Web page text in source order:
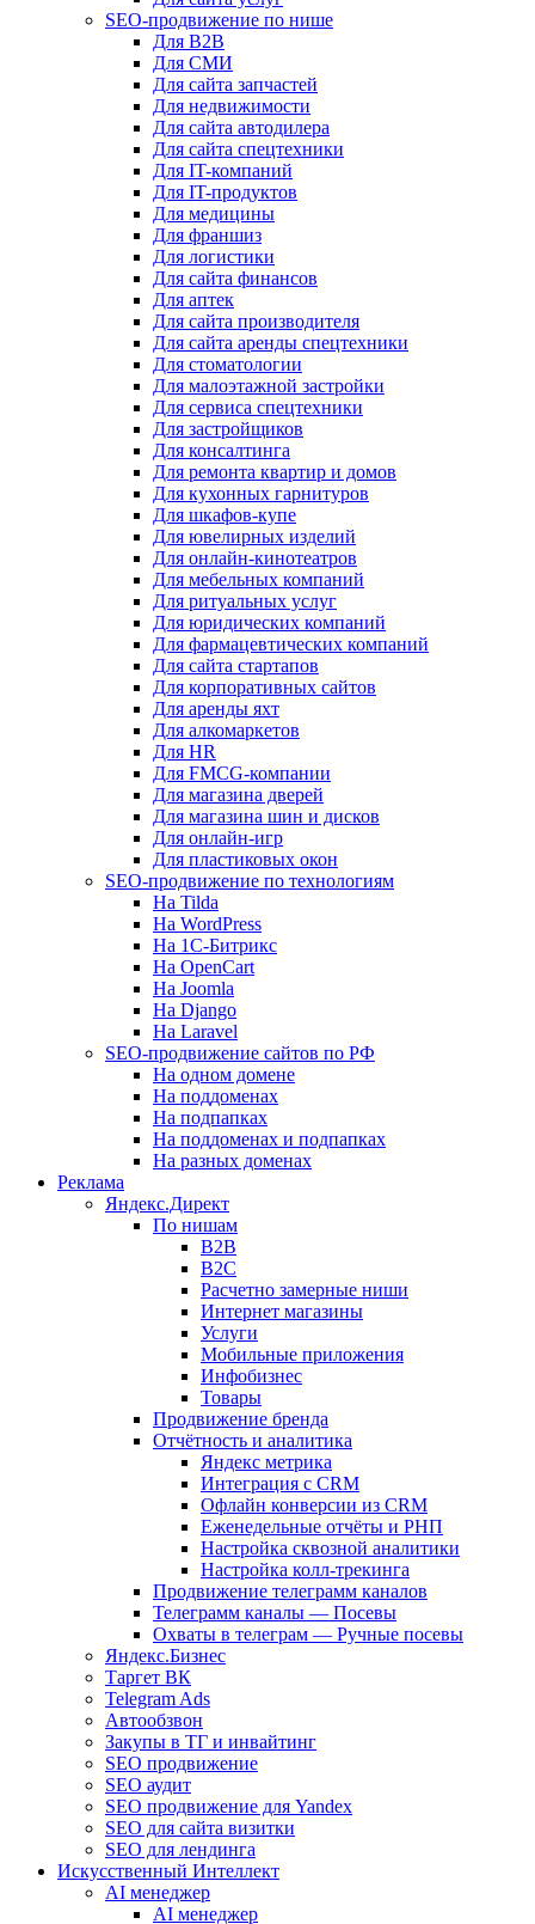
SEO-продвижение по нише
Для B2B
Для СМИ
Для сайта запчастей
Для недвижимости
Для сайта автодилера
Для сайта спецтехники
Для IT-компаний
Для IT-продуктов
Для медицины
Для франшиз
Для логистики
Для сайта финансов
Для аптек
Для сайта производителя
Для сайта аренды спецтехники
Для стоматологии
Для малоэтажной застройки
Для сервиса спецтехники
Для застройщиков
Для консалтинга
Для ремонта квартир и домов
Для кухонных гарнитуров
Для шкафов-купе
Для ювелирных изделий
Для онлайн-кинотеатров
Для мебельных компаний
Для ритуальных услуг
Для юридических компаний
Для фармацевтических компаний
Для сайта стартапов
Для корпоративных сайтов
Для аренды яхт
Для алкомаркетов
Для HR
Для FMCG-компании
Для магазина дверей
Для магазина шин и дисков
Для онлайн-игр
Для пластиковых окон
SEO-продвижение по технологиям
На Tilda
На WordPress
На 1С-Битрикс
На OpenCart
На Joomla
На Django
На Laravel
SEO-продвижение сайтов по РФ
На одном домене
На поддоменах
На подпапках
На поддоменах и подпапках
На разных доменах
Реклама
Яндекс.Директ
По нишам
B2B
B2C
Расчетно замерные ниши
Интернет магазины
Услуги
Мобильные приложения
Инфобизнес
Товары
Продвижение бренда
Отчётность и аналитика
Яндекс метрика
Интеграция с CRM
Офлайн конверсии из CRM
Еженедельные отчёты и РНП
Настройка сквозной аналитики
Настройка колл-трекинга
Продвижение телеграмм каналов
Телеграмм каналы — Посевы
Охваты в телеграм — Ручные посевы
Яндекс.Бизнес
Таргет ВК
Telegram Ads
Автообзвон
Закупы в ТГ и инвайтинг
SEO продвижение
SEO аудит
SEO продвижение для Yandex
SEO для сайта визитки
SEO для лендинга
Искусственный Интеллект
AI менеджер
AI менеджер